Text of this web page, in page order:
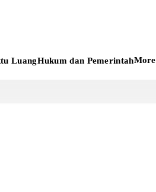
LuangHukum dan PemerintahMore